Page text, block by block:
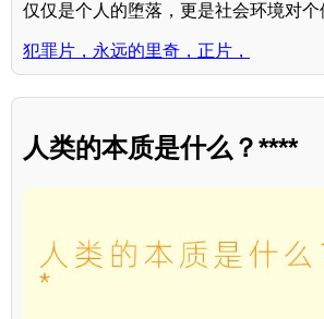
仅仅是个人的堕落，更是社会环境对个
犯罪片，永远的里奇，正片，
人类的本质是什么？****